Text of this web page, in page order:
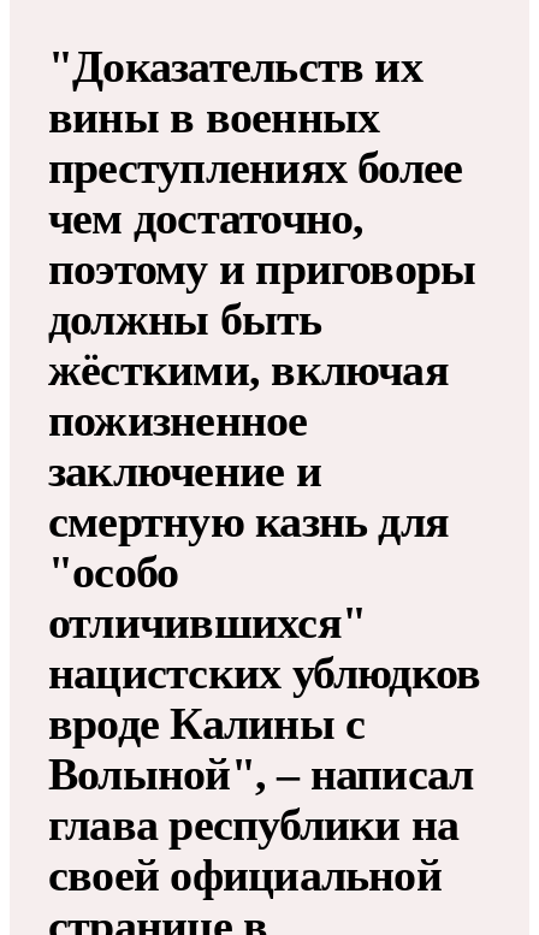
"Доказательств их
вины в военных
преступлениях более
чем достаточно,
поэтому и приговоры
должны быть
жёсткими, включая
пожизненное
заключение и
смертную казнь для
"особо
отличившихся"
нацистских ублюдков
вроде Калины с
Волыной", – написал
глава республики на
своей официальной